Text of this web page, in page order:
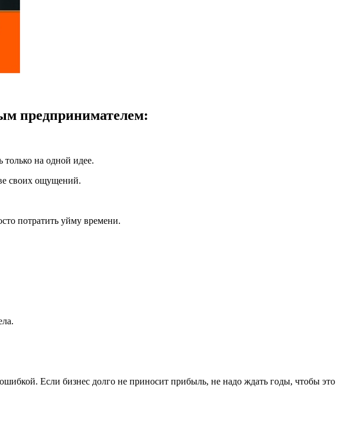
предпринимателем:
только на одной идее.
своих ощущений.
потратить уйму времени.
Если бизнес долго не приносит прибыль, не надо ждать годы, чтобы это